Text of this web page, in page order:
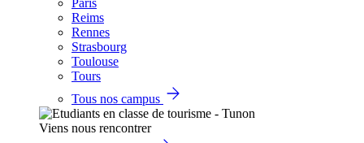
Paris
Reims
Rennes
Strasbourg
Toulouse
Tours
Tous nos campus
Viens nous rencontrer